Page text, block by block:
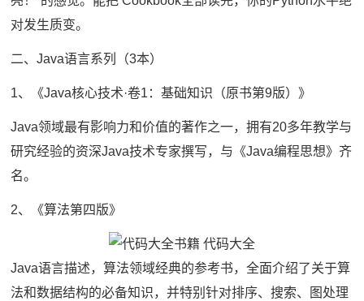
对发生质变。
二、Java语言系列（3本）
1、《Java核心技术·卷1：基础知识（原书第9版）》
Java领域最有影响力和价值的著作之一，拥有20多年教学与
研究经验的资深Java技术专家撰写，与《Java编程思想》齐
名。
2、《算法第四版》
Java语言描述，算法领域经典的参考书，全面介绍了关于算
法和数据结构的必备知识，并特别针对排序、搜索、图处理